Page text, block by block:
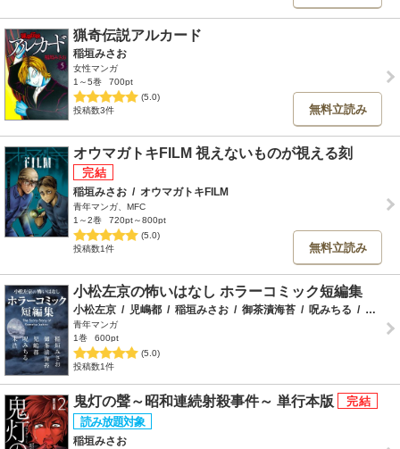
猟奇伝説アルカード
稲垣みさお
女性マンガ
1～5巻
700pt
(5.0)
投稿数3件
無料立読み
オウマガトキFILM 視えないものが視える刻
稲垣みさお / オウマガトキFILM
青年マンガ、MFC
1～2巻
720pt～800pt
(5.0)
投稿数1件
無料立読み
小松左京の怖いはなし ホラーコミック短編集
小松左京 / 児嶋都 / 稲垣みさお / 御茶漬海苔 / 呪みちる /
青年マンガ
1巻
600pt
(5.0)
投稿数1件
鬼灯の聲～昭和連続射殺事件～ 単行本版
稲垣みさお